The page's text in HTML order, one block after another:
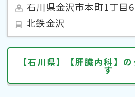
石川県金沢市本町1丁目
北鉄金沢
【石川県】【肝臓内科】
す